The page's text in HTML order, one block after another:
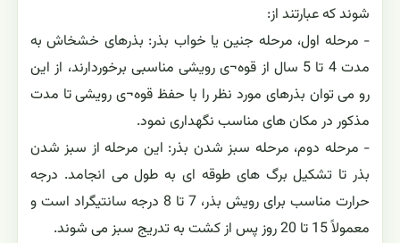
شوند که عبارتند از:
- مرحله اول، مرحله جنین یا خواب بذر: بذرهای خشخاش به
مدت 4 تا 5 سال از قوه¬ی رویشی مناسبی برخوردارند، از این
رو می توان بذرهای مورد نظر را با حفظ قوه¬ی رویشی تا مدت
مذکور در مکان های مناسب نگهداری نمود.
- مرحله دوم، مرحله سبز شدن بذر: این مرحله از سبز شدن
بذر تا تشکیل برگ های طوقه ای به طول می انجامد. درجه
حرارت مناسب برای رویش بذر، 7 تا 8 درجه سانتیگراد است و
معمولاً 15 تا 20 روز پس از کشت به تدریج سبز می شوند.